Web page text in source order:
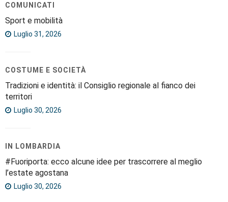
COMUNICATI
Sport e mobilità
Luglio 31, 2026
COSTUME E SOCIETÀ
Tradizioni e identità: il Consiglio regionale al fianco dei
territori
Luglio 30, 2026
IN LOMBARDIA
#Fuoriporta: ecco alcune idee per trascorrere al meglio
l’estate agostana
Luglio 30, 2026